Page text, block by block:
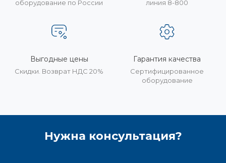
оборудование по России
линия 8-800
Выгодные цены
Скидки. Возврат НДС 20%
Гарантия качества
Сертифицированное
оборудование
Нужна консультация?